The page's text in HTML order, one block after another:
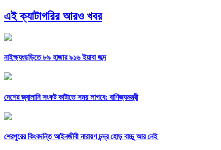
এই ক্যাটাগরির আরও খবর
নাইক্ষ্যংছড়িতে ৮৯ হাজার ৯১৬ ইয়াবা জব্দ
দেশের জ্বালানি সংকট কাটাতে সময় লাগবে: বাণিজ্যমন্ত্রী
শেরপুরের কিংবদন্তি আইনজীবী নারায়ণ চন্দ্র হোড় বাচ্চু আর নেই